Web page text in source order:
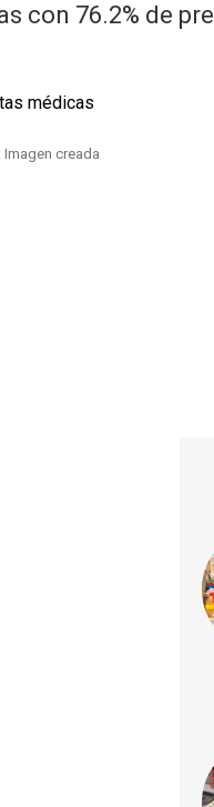
con 76.2% de
Imagen creada